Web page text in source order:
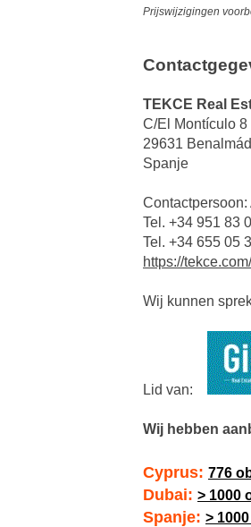
Prijswijzigingen
TEKCE Real
C/El Montículo 8
29631
Spanje
Tel. +34 951 83
Tel. +34 655 05
https://
Wij kunnen
Lid van:
Wij hebben
Cyprus: 776
Dubai: > 1000
Spanje: >